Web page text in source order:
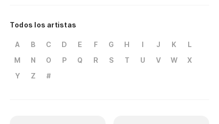
Todos los artistas
A B C D E F G H I J K
L
M
N O P Q R S T U V W
X
Y
Z #